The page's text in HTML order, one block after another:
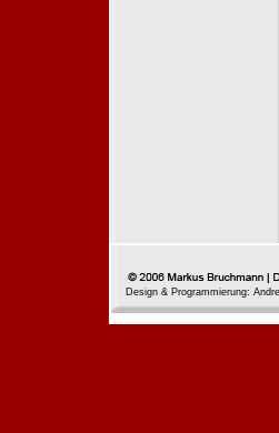
Design & Programmierung: